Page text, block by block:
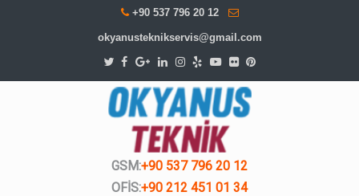
+90 537 796 20 12
okyanusteknikservis@gmail.com
GSM:+90 537 796 20 12
OFİS:+90 212 451 01 34